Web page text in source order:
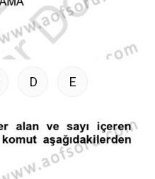
D E